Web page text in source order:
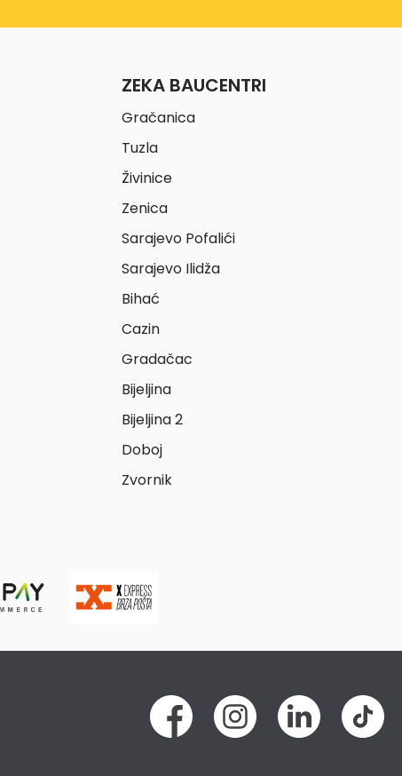
ZEKA BAUCENTRI
Gračanica
Tuzla
Živinice
Zenica
Sarajevo Pofalići
Sarajevo Ilidža
Bihać
Cazin
Gradačac
Bijeljina
Bijeljina 2
Doboj
Zvornik